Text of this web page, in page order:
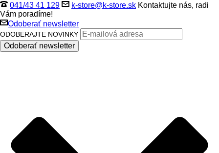
041/43 41 129 k-store@k-store.sk Kontaktujte nás, radi
Vám poradíme!
Odoberať newsletter
ODOBERAJTE NOVINKY